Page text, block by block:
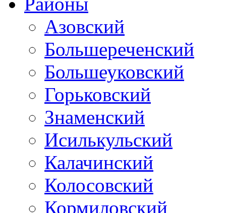
Азовский
Большереченский
Большеуковский
Горьковский
Знаменский
Исилькульский
Калачинский
Колосовский
Кормиловский